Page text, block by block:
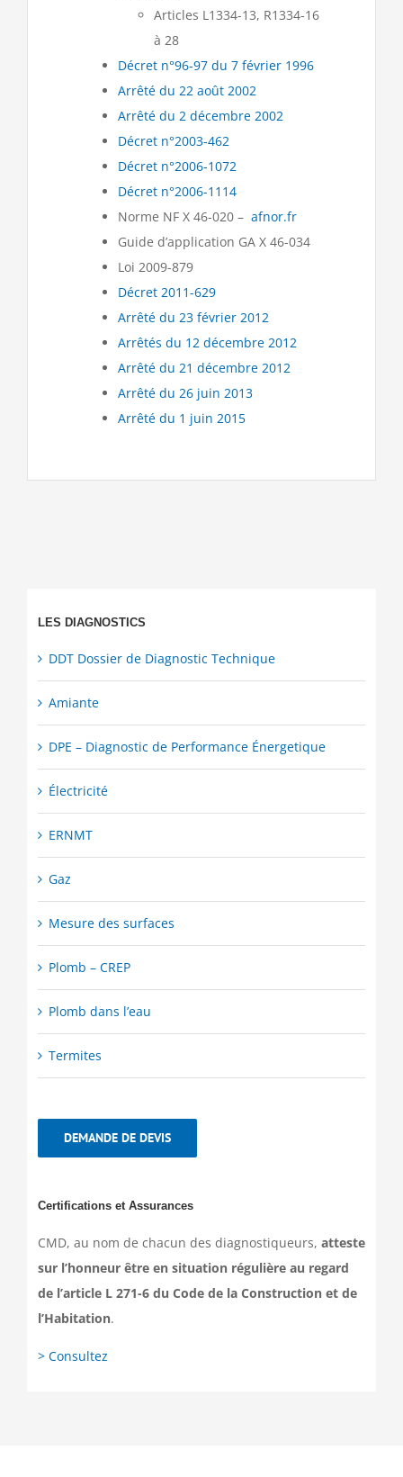
Articles L1334-13, R1334-16
à 28
Décret n°96-97 du 7 février 1996
Arrêté du 22 août 2002
Arrêté du 2 décembre 2002
Décret n°2003-462
Décret n°2006-1072
Décret n°2006-1114
Norme NF X 46-020 – afnor.fr
Guide d’application GA X 46-034
Loi 2009-879
Décret 2011-629
Arrêté du 23 février 2012
Arrêtés du 12 décembre 2012
Arrêté du 21 décembre 2012
Arrêté du 26 juin 2013
Arrêté du 1 juin 2015
LES DIAGNOSTICS
DDT Dossier de Diagnostic Technique
Amiante
DPE – Diagnostic de Performance Énergetique
Électricité
ERNMT
Gaz
Mesure des surfaces
Plomb – CREP
Plomb dans l’eau
Termites
DEMANDE DE DEVIS
Certifications et Assurances
CMD, au nom de chacun des diagnostiqueurs, atteste
sur l’honneur être en situation régulière au regard
de l’article L 271-6 du Code de la Construction et de
l’Habitation.
> Consultez